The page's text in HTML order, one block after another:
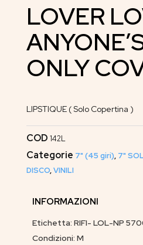
LOVER
ONLY
LIPSTIQUE ( Solo Copertina )
COD 142L
Categorie 7" (45 giri), 7"
DISCO,VINILI
INFORMAZIONI
Etichetta: RIFI- LOL-NP
Condizioni: M